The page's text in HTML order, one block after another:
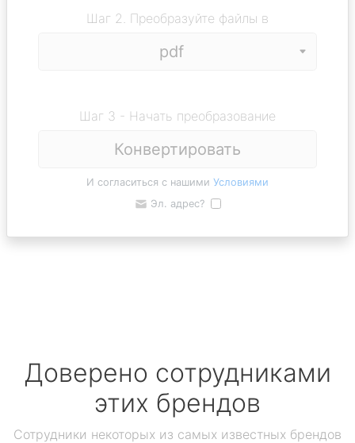
Шаг 2. Преобразуйте файлы в
Шаг 3 - Начать преобразование
Конвертировать
И согласиться с нашими Условиями
Эл. адрес?
Доверено сотрудниками
этих брендов
Сотрудники некоторых из самых известных брендов